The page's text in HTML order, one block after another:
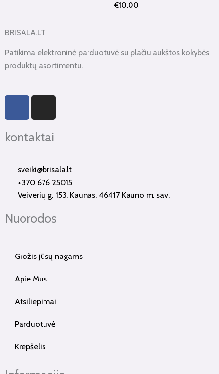
€10.00
BRISALA.LT
Patikima elektroninė parduotuvė su plačiu aukštos kokybės
produktų asortimentu.
e
o
k
-
t
r
a
m
kontaktai
sveiki@brisala.lt
+370 676 25015
Veiverių g. 153, Kaunas, 46417 Kauno m. sav.
Nuorodos
Grožis jūsų nagams
Apie Mus
Atsiliepimai
Parduotuvė
Krepšelis